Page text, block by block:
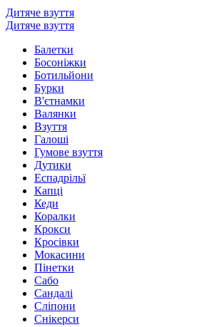
Дитяче взуття
Дитяче взуття
Балетки
Босоніжки
Ботильйони
Бурки
В'єтнамки
Валянки
Взуття
Галоші
Гумове взуття
Дутики
Еспадрільї
Капці
Кеди
Коралки
Крокси
Кросівки
Мокасини
Пінетки
Сабо
Сандалі
Сліпони
Снікерси